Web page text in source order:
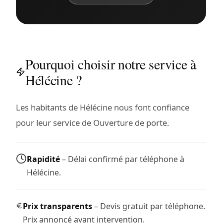
Pourquoi choisir notre service à
Hélécine ?
Les habitants de Hélécine nous font confiance
pour leur service de Ouverture de porte.
Rapidité– Délai confirmé par téléphone à
Hélécine.
Prix transparents– Devis gratuit par téléphone.
Prix annoncé avant intervention.